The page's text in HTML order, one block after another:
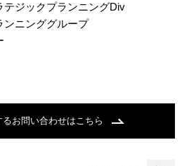
テジックプランニングDiv
ンニンググループ
お問い合わせはこちら